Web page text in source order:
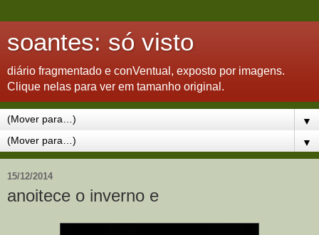
soantes: só visto
diário fragmentado e conVentual, exposto por imagens.
Clique nelas para ver em tamanho original.
▼
▼
15/12/2014
anoitece o inverno e